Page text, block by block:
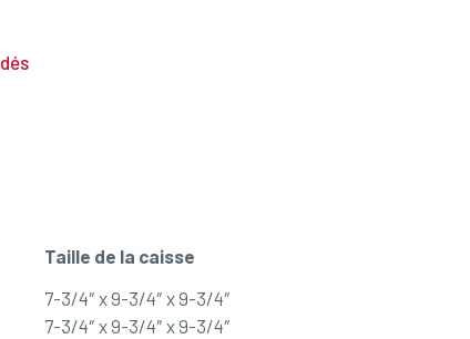
Taille de la caisse
7-3/4″ x 9-3/4″ x 9-3/4″
7-3/4″ x 9-3/4″ x 9-3/4″